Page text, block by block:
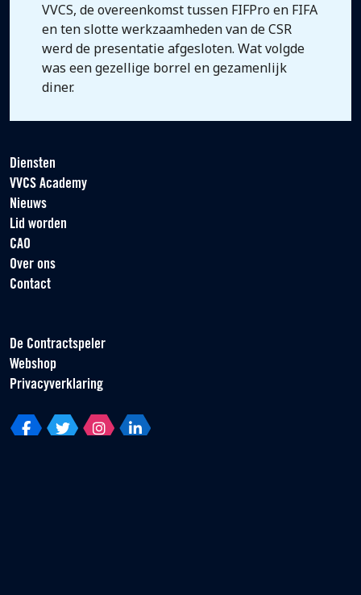
VVCS, de overeenkomst tussen FIFPro en FIFA
en ten slotte werkzaamheden van de CSR
werd de presentatie afgesloten. Wat volgde
was een gezellige borrel en gezamenlijk
diner.
Diensten
VVCS Academy
Nieuws
Lid worden
CAO
Over ons
Contact
De Contractspeler
Webshop
Privacyverklaring